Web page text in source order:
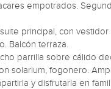
empotrados.
principal, con
Balcón terraza.
parrilla sobre cálido
solarium, fogonero.
y disfrutarla en